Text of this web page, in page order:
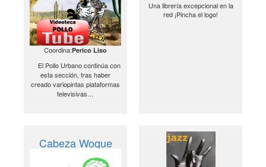
Coordina:Perico Liso
El Pollo Urbano continúa con
esta sección, tras haber
creado variopintas plataformas
televisivas…
Una librería excepcional en la
red ¡Pincha el logo!
Cabeza Woque